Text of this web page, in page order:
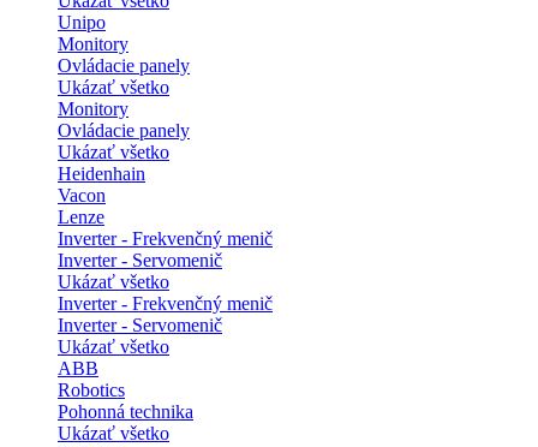
Unipo
Monitory
Ovládacie panely
Ukázať všetko
Monitory
Ovládacie panely
Ukázať všetko
Heidenhain
Vacon
Lenze
Inverter - Frekvenčný menič
Inverter - Servomenič
Ukázať všetko
Inverter - Frekvenčný menič
Inverter - Servomenič
Ukázať všetko
ABB
Robotics
Pohonná technika
Ukázať všetko